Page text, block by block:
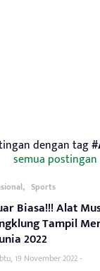
dengan tag
semua postingan
, Sports
Biasa!!! Alat
Tampil
2022
19 November 2022 -